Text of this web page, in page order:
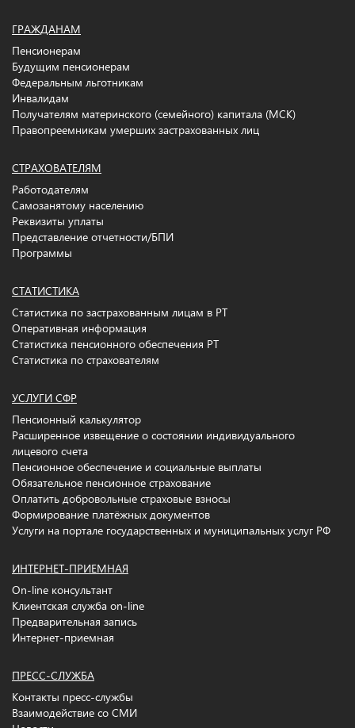
ГРАЖДАНАМ
Пенсионерам
Будущим пенсионерам
Федеральным льготникам
Инвалидам
Получателям материнского (семейного) капитала (МСК)
Правопреемникам умерших застрахованных лиц
СТРАХОВАТЕЛЯМ
Работодателям
Самозанятому населению
Реквизиты уплаты
Представление отчетности/БПИ
Программы
СТАТИСТИКА
Статистика по застрахованным лицам в РТ
Оперативная информация
Статистика пенсионного обеспечения РТ
Статистика по страхователям
УСЛУГИ СФР
Пенсионный калькулятор
Расширенное извещение о состоянии индивидуального
лицевого счета
Пенсионное обеспечение и социальные выплаты
Обязательное пенсионное страхование
Оплатить добровольные страховые взносы
Формирование платёжных документов
Услуги на портале государственных и муниципальных услуг РФ
ИНТЕРНЕТ-ПРИЕМНАЯ
On-line консультант
Клиентская служба on-line
Предварительная запись
Интернет-приемная
ПРЕСС-СЛУЖБА
Контакты пресс-службы
Взаимодействие со СМИ